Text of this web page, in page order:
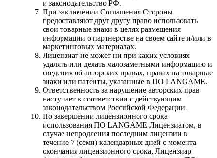
и законодательство РФ.
При заключении Соглашения Стороны
предоставляют друг другу право использовать
свои товарные знаки в целях размещения
информации о партнерстве на своем сайте и/или в
маркетинговых материалах.
Лицензиат не может ни при каких условиях
удалять или делать малозаметными информацию и
сведения об авторских правах, правах на товарные
знаки или патенты, указанные в ПО LANGAME.
Ответственность за нарушение авторских прав
наступает в соответствии с действующим
законодательством Российской Федерации.
По завершении лицензионного срока
использования ПО LANGAME Лицензиатом, в
случае непродления последним лицензии в
течение 7 (семи) календарных дней с момента
окончания лицензионного срока, Лицензиар